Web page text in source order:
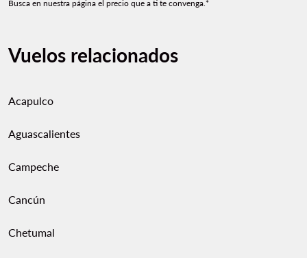
Busca en nuestra página el precio que a ti te convenga.*
Vuelos relacionados
Acapulco
Aguascalientes
Campeche
Cancún
Chetumal